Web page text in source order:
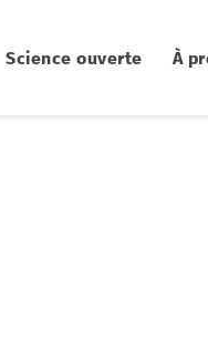
Science ouverte À